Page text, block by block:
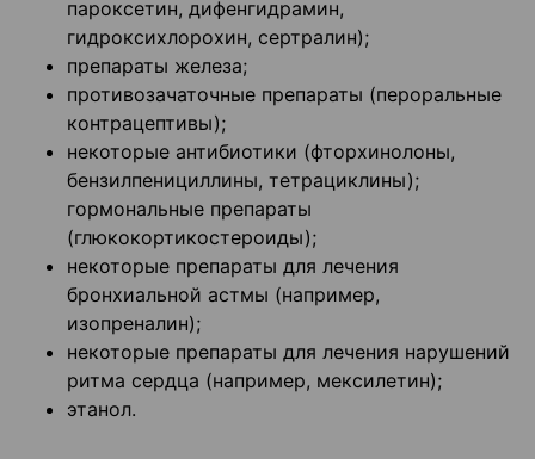
пароксетин, дифенгидрамин,
гидроксихлорохин, сертралин);
препараты железа;
противозачаточные препараты (пероральные
контрацептивы);
некоторые антибиотики (фторхинолоны,
бензилпенициллины, тетрациклины);
гормональные препараты
(глюкокортикостероиды);
некоторые препараты для лечения
бронхиальной астмы (например,
изопреналин);
некоторые препараты для лечения нарушений
ритма сердца (например, мексилетин);
этанол.